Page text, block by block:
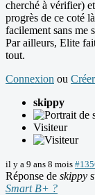
cherché à vérifier)
progrès de ce coté
facilement sans me
Par ailleurs, Elite
tout.
Connexion ou
skippy
Visiteur
il y a 9 ans 8 mois
Réponse de skippy
Smart B+ ?